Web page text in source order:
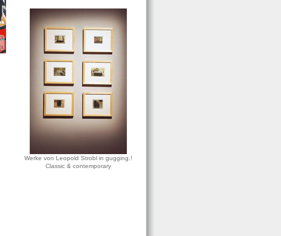
Werke von Leopold Strobl in gugging.!
Classic & contemporary